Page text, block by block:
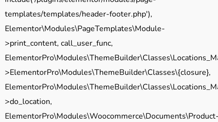
templates/templates/header-footer.php'),
Elementor\Modules\PageTemplates\Module-
>print_content, call_user_func,
>ElementorPro\Modules\ThemeBuilder\Classes\{closure},
>do_location,